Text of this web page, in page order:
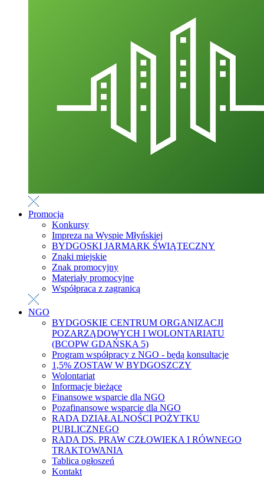
Promocja
Konkursy
Impreza na Wyspie Młyńskiej
BYDGOSKI JARMARK ŚWIĄTECZNY
Znaki miejskie
Znak promocyjny
Materiały promocyjne
Współpraca z zagranicą
NGO
BYDGOSKIE CENTRUM ORGANIZACJI
POZARZĄDOWYCH I WOLONTARIATU
(BCOPW GDAŃSKA 5)
Program współpracy z NGO - będą konsultacje
1,5% ZOSTAW W BYDGOSZCZY
Wolontariat
Informacje bieżące
Finansowe wsparcie dla NGO
Pozafinansowe wsparcie dla NGO
RADA DZIAŁALNOŚCI POŻYTKU
PUBLICZNEGO
RADA DS. PRAW CZŁOWIEKA I RÓWNEGO
TRAKTOWANIA
Tablica ogłoszeń
Kontakt